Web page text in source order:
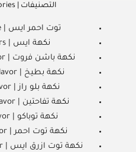
التصنيفات | Categories
توت احمر ايس | Raspberry Ice
نكهة ايس | Iced Flavors
نكهة باشن فروت | Passionfruit Flavor
نكهة بطيخ | Watermelon Flavor
نكهة بلو راز | Blue Razz Flavor
نكهة تفاحتين | Double Apple Flavor
نكهة توباكو | Tobacco Flavor
نكهة توت احمر | Raspberry Flavor
نكهة توت ازرق ايس | Blueberry Ice Flavor